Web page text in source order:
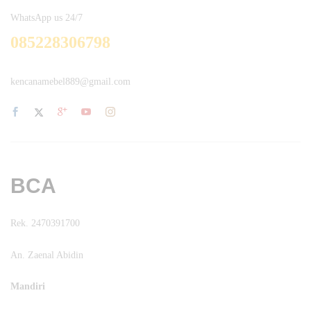
WhatsApp us 24/7
085228306798
kencanamebel889@gmail.com
BCA
Rek. 2470391700
An. Zaenal Abidin
Mandiri